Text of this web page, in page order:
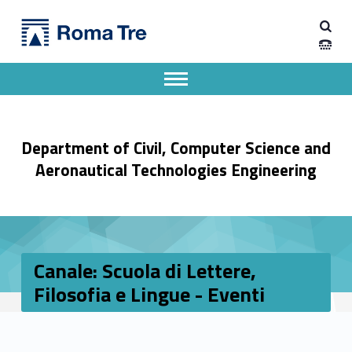
Canale: Scuola di Lettere, Filosofia e Lingue - Eventi - Dipartimento di Ingegneria Civile, Informatica e delle Tecnologie Aeronautiche
Department of Civil, Computer Science and
Aeronautical Technologies Engineering
Apri il menu secondario
Header info sidebar
Canale: Scuola di Lettere,
Filosofia e Lingue - Eventi